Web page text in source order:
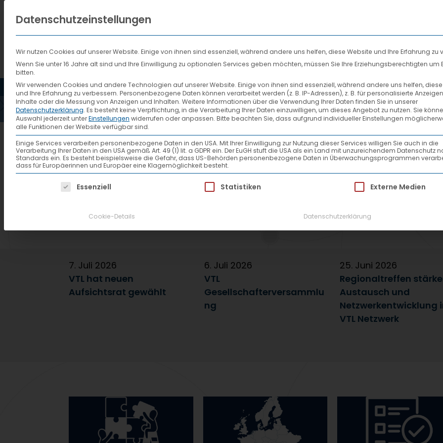
HOME AKTUELLES VTL DIENSTLEISTUNGEN SYSTEMPARTNER
682_2_VTL-HUB_2
7. Juli 2026
VTL hat neuen
Aufsichtsrat gewählt
6. Juli 2026
VTL
Gesellschafterversammlu
ng
25. Juni 2026
Regionaltreffen
Austausch und
Netzwerkentwicklung
VTL Netzwerk
Datenschutzeinstellungen
Wir nutzen Cookies auf unserer Website. Einige von ihnen sind essenziell, während andere uns helfen, diese Website und Ihre Erfahrung zu
Wenn Sie unter 16 Jahre alt sind und Ihre Einwilligung zu optionalen Services geben möchten, müssen Sie Ihre Erziehungsberechtigten um
bitten.
Wir verwenden Cookies und andere Technologien auf unserer Website. Einige von ihnen sind essenziell, während andere uns helfen,
und Ihre Erfahrung zu verbessern. Personenbezogene Daten können verarbeitet werden (z. B. IP-Adressen), z. B. für personalisierte
Inhalte oder die Messung von Anzeigen und Inhalten. Weitere Informationen über die Verwendung Ihrer Daten finden Sie in unserer
Datenschutzerklärung. Es besteht keine Verpflichtung, in die Verarbeitung Ihrer Daten einzuwilligen, um dieses Angebot zu nutzen. Sie
Auswahl jederzeit unterEinstellungen widerrufen oder anpassen. Bitte beachten Sie, dass aufgrund individueller Einstellungen
alle Funktionen der Website verfügbar sind.
Einige Services verarbeiten personenbezogene Daten in den USA. Mit Ihrer Einwilligung zur Nutzung dieser Services willigen Sie auch in die
Verarbeitung Ihrer Daten in den USA gemäß Art. 49 (1) lit. a GDPR ein. Der EuGH stuft die USA als ein Land mit unzureichendem Datenschutz
Standards ein. Es besteht beispielsweise die Gefahr, dass US-Behörden personenbezogene Daten in Überwachungsprogrammen
dass für Europäerinnen und Europäer eine Klagemöglichkeit besteht.
Es folgt eine Liste der Service-Gruppen, für die eine Einwilligung erteilt werden
Essenziell Statistiken Externe Medien
Cookie-Details Datenschutzerklärung